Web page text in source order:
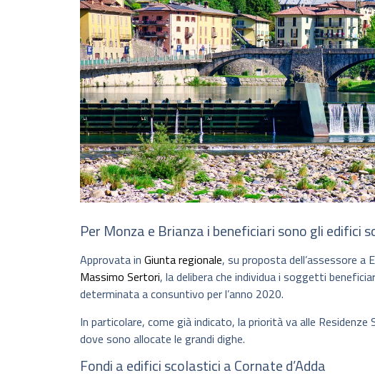
Per Monza e Brianza i beneficiari sono gli edifici
Approvata in Giunta regionale, su proposta dell’assessore a
Massimo Sertori, la delibera che individua i soggetti
determinata a consuntivo per l’anno 2020.
In particolare, come già indicato, la priorità va alle Residenze
dove sono allocate le grandi dighe.
Fondi a edifici scolastici a Cornate d’Adda